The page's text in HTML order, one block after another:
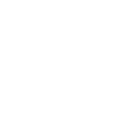
загрузчик медиа.
навсегда.